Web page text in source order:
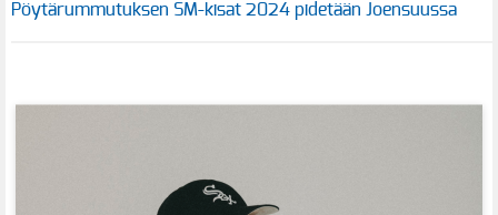
Pöytärummutuksen SM-kisat 2024 pidetään Joensuussa